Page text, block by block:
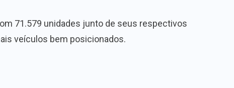
71.579 unidades junto de seus respectivos
veículos bem posicionados.